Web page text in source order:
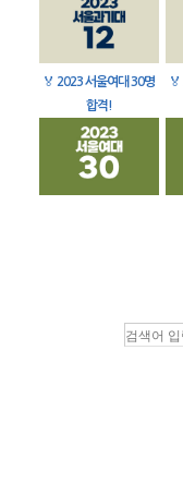
🏅 2023 서울여대 30명
합격!
🏅